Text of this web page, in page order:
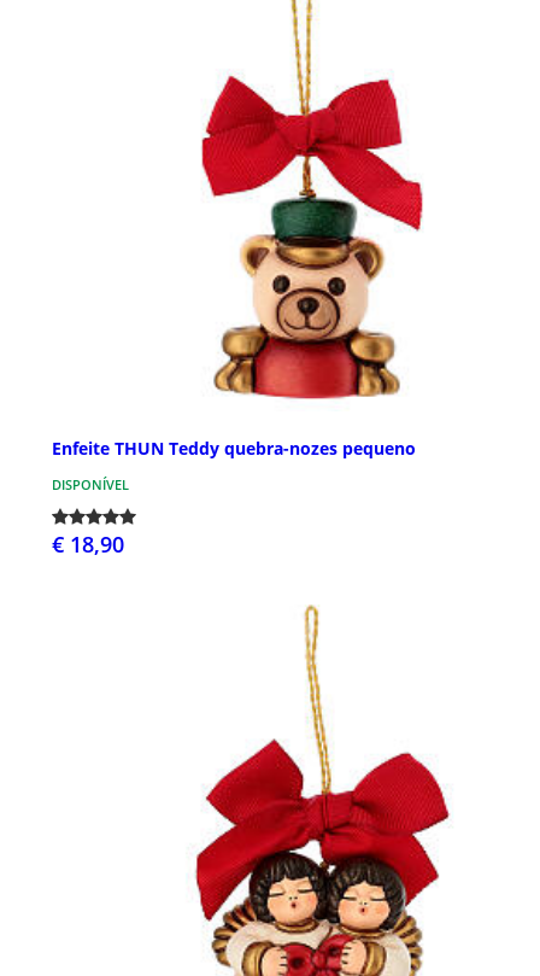
Enfeite THUN Teddy quebra-nozes pequeno
DISPONÍVEL
€ 18,90